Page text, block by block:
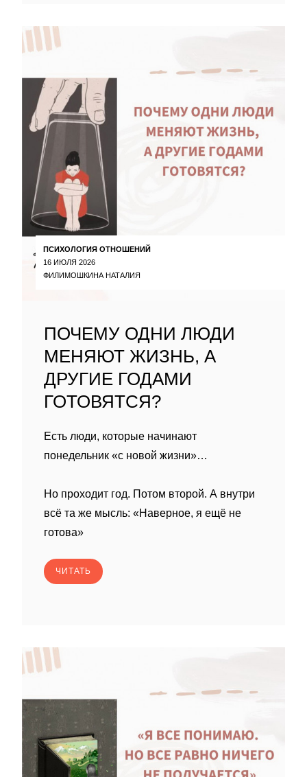
ПСИХОЛОГИЯ ОТНОШЕНИЙ
16 ИЮЛЯ 2026
ФИЛИМОШКИНА НАТАЛИЯ
ПОЧЕМУ ОДНИ ЛЮДИ
МЕНЯЮТ ЖИЗНЬ, А
ДРУГИЕ ГОДАМИ
ГОТОВЯТСЯ?
Есть люди, которые начинают
понедельник «с новой жизни»…
Но проходит год. Потом второй. А внутри
всё та же мысль: «Наверное, я ещё не
готова»
ЧИТАТЬ